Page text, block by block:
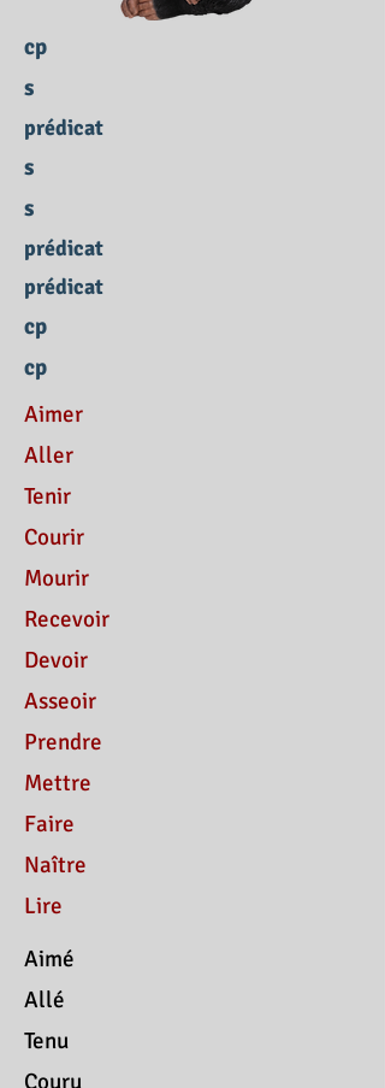
cp
s
prédicat
s
s
prédicat
prédicat
cp
cp
Aimer
Aller
Tenir
Courir
Mourir
Recevoir
Devoir
Asseoir
Prendre
Mettre
Faire
Naître
Lire
Aimé
Allé
Tenu
Couru